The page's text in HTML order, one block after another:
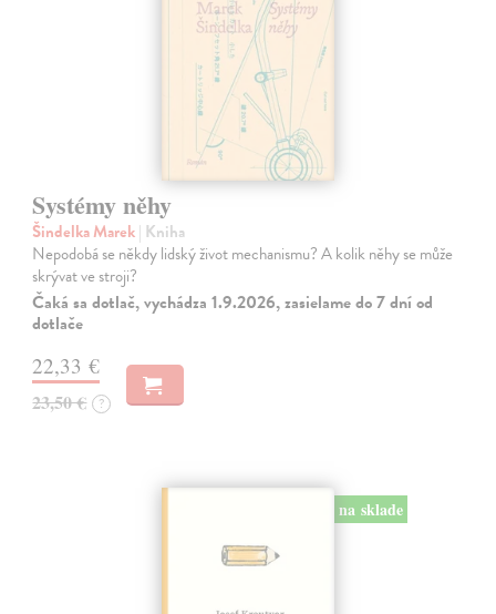
Systémy něhy
Šindelka Marek| Kniha
Nepodobá se někdy lidský život mechanismu? A kolik něhy se může
skrývat ve stroji?
Čaká sa dotlač, vychádza 1.9.2026, zasielame do 7 dní od
dotlače
22,33 €
23,50 € ?
na sklade